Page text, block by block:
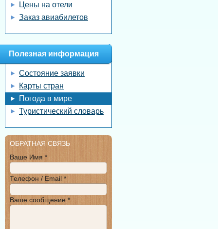
Цены на отели
Заказ авиабилетов
Полезная информация
Состояние заявки
Карты стран
Погода в мире
Туристический словарь
ОБРАТНАЯ СВЯЗЬ
Ваше Имя *
Телефон / Email *
Ваше сообщение *